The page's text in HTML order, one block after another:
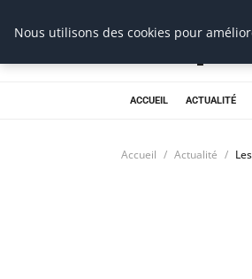
ACCUEIL ACTUALITÉ
Accueil Actualité
Nous utilisons des cookies pour